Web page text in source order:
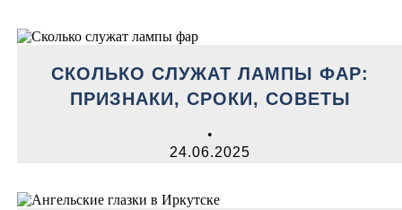
СКОЛЬКО СЛУЖАТ ЛАМПЫ ФАР:
ПРИЗНАКИ, СРОКИ, СОВЕТЫ
•
24.06.2025